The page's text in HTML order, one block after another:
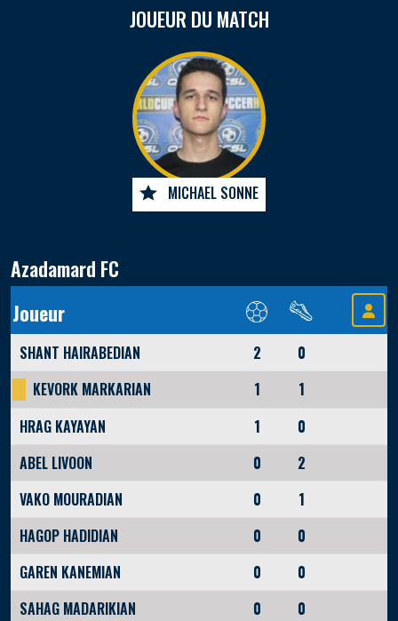
JOUEUR DU MATCH
MICHAEL SONNE
Azadamard FC
Joueur
SHANT HAIRABEDIAN 2
0
KEVORK MARKARIAN
1
1
HRAG KAYAYAN
1
0
ABEL LIVOON
0
2
VAKO MOURADIAN
0
1
HAGOP HADIDIAN
0
0
GAREN KANEMIAN
0
0
SAHAG MADARIKIAN
0
0